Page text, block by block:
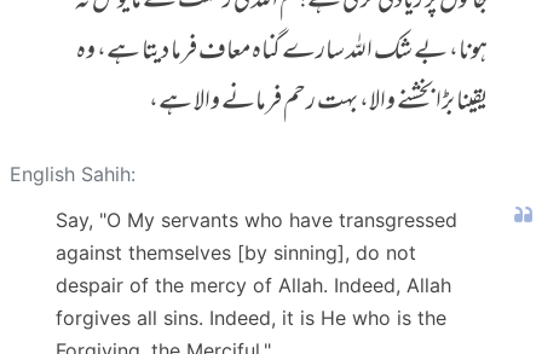
ہونا، بے شک اللہ سارے گناہ معاف فرما دیتا ہے، وہ
یقینا بڑا بخشنے والا، بہت رحم فرمانے والا ہے،
English Sahih:
Say, "O My servants who have transgressed
against themselves [by sinning], do not
despair of the mercy of Allah. Indeed, Allah
forgives all sins. Indeed, it is He who is the